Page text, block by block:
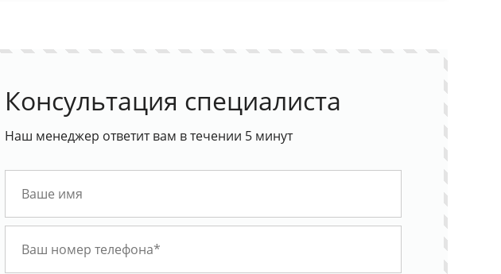
Консультация специалиста
Наш менеджер ответит вам в течении 5 минут